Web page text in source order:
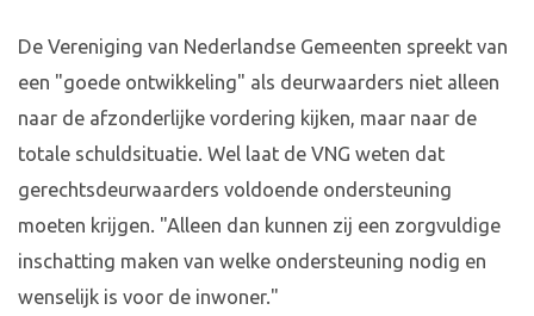
De Vereniging van Nederlandse Gemeenten spreekt van
een "goede ontwikkeling" als deurwaarders niet alleen
naar de afzonderlijke vordering kijken, maar naar de
totale schuldsituatie. Wel laat de VNG weten dat
gerechtsdeurwaarders voldoende ondersteuning
moeten krijgen. "Alleen dan kunnen zij een zorgvuldige
inschatting maken van welke ondersteuning nodig en
wenselijk is voor de inwoner."